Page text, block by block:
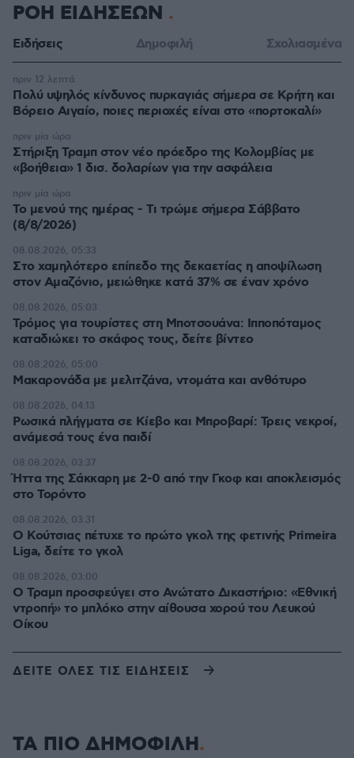
ΡΟΗ ΕΙΔΗΣΕΩΝ
Ειδήσεις Δημοφιλή Σχολιασμένα
Πολύ υψηλός κίνδυνος πυρκαγιάς σήμερα σε Κρήτη και
Βόρειο Αιγαίο, ποιες περιοχές είναι στο «πορτοκαλί»
πριν 12 λεπτά
Στήριξη Τραμπ στον νέο πρόεδρο της Κολομβίας με
«βοήθεια» 1 δισ. δολαρίων για την ασφάλεια
πριν μία ώρα
Το μενού της ημέρας - Τι τρώμε σήμερα Σάββατο
(8/8/2026)
πριν μία ώρα
Στο χαμηλότερο επίπεδο της δεκαετίας η αποψίλωση
στον Αμαζόνιο, μειώθηκε κατά 37% σε έναν χρόνο
08.08.2026, 05:33
Τρόμος για τουρίστες στη Μποτσουάνα: Ιπποπόταμος
καταδιώκει το σκάφος τους, δείτε βίντεο
08.08.2026, 05:03
Μακαρονάδα με μελιτζάνα, ντομάτα και ανθότυρο
08.08.2026, 05:00
Ρωσικά πλήγματα σε Κίεβο και Μπροβαρί: Τρεις νεκροί,
ανάμεσά τους ένα παιδί
08.08.2026, 04:13
Ήττα της Σάκκαρη με 2-0 από την Γκοφ και αποκλεισμός
στο Τορόντο
08.08.2026, 03:37
Ο Κούτσιας πέτυχε το πρώτο γκολ της φετινής Primeira
Liga, δείτε το γκολ
08.08.2026, 03:31
Ο Τραμπ προσφεύγει στο Ανώτατο Δικαστήριο: «Εθνική
ντροπή» το μπλόκο στην αίθουσα χορού του Λευκού
Οίκου
08.08.2026, 03:00
ΔΕΙΤΕ ΟΛΕΣ ΤΙΣ ΕΙΔΗΣΕΙΣ
ΤΑ ΠΙΟ ΔΗΜΟΦΙΛΗ